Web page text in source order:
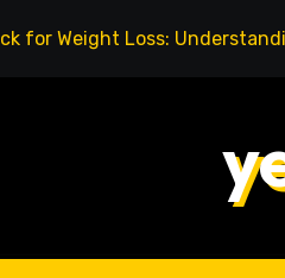
for Weight Loss: